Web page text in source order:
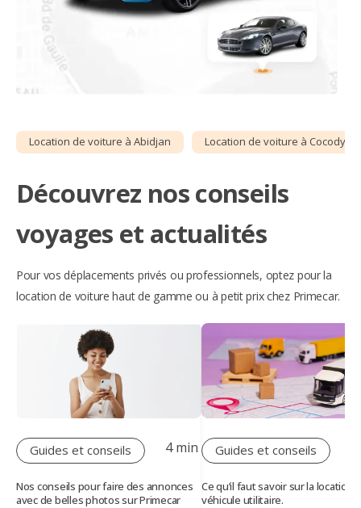
Location de voiture à Abidjan Location de voiture à Cocody
Découvrez nos conseils
voyages et actualités
Pour vos déplacements privés ou professionnels, optez pour la
location de voiture haut de gamme ou à petit prix chez Primecar.
Guides et conseils 4 min
Nos conseils pour faire des annonces
avec de belles photos sur Primecar
Guides et conseils
Ce qu’il faut savoir sur la location
véhicule utilitaire.